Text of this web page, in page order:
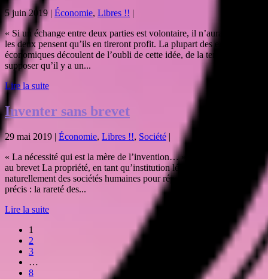
5 juin 2019 | Économie, Libres !! |
« Si un échange entre deux parties est volontaire, il n’aura lieu que si
les deux pensent qu’ils en tireront profit. La plupart des erreurs
économiques découlent de l’oubli de cette idée, de la tendance à
supposer qu’il y a un...
Lire la suite
Inventer sans brevet
29 mai 2019 | Économie, Libres !!, Société |
« La nécessité qui est la mère de l’invention… » – Platon Favorables
au brevet La propriété, en tant qu’institution légale, a émergé
naturellement des sociétés humaines pour répondre à un besoin
précis : la rareté des...
Lire la suite
1
2
3
…
8